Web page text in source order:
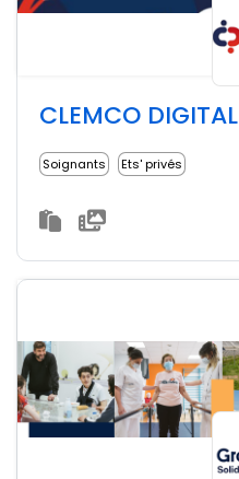
CLEMCO DIGITAL
Soignants Ets' privés